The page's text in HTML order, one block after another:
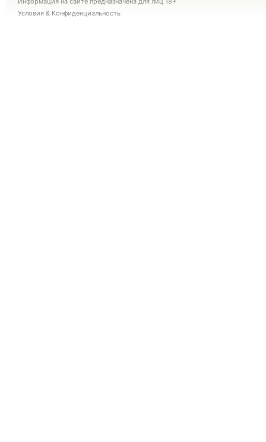
Условия & Конфиденциальность